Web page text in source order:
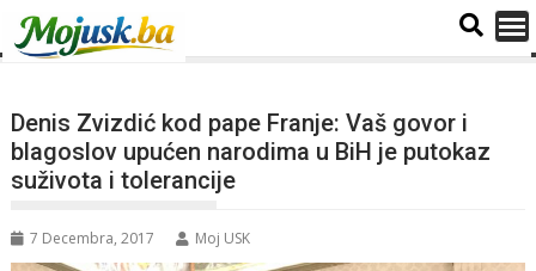
Denis Zvizdić kod pape Franje: Vaš govor i
blagoslov upućen narodima u BiH je putokaz
suživota i tolerancije
7 Decembra, 2017 Moj USK